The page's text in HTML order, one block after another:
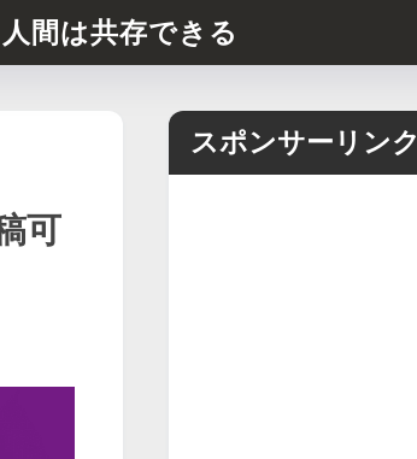
間は共存できる
可
スポンサーリンク